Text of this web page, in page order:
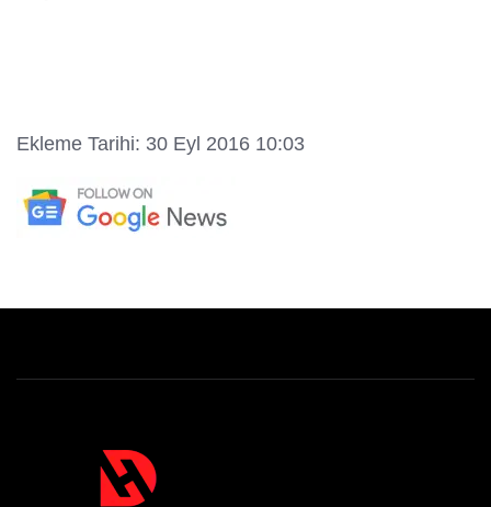
Ekleme Tarihi: 30 Eyl 2016 10:03